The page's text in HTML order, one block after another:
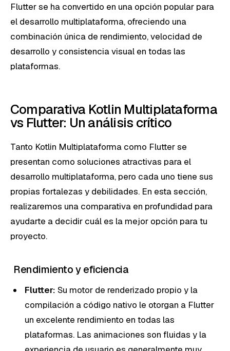
Flutter se ha convertido en una opción popular para
el desarrollo multiplataforma, ofreciendo una
combinación única de rendimiento, velocidad de
desarrollo y consistencia visual en todas las
plataformas.
Comparativa Kotlin Multiplataforma
vs Flutter: Un análisis crítico
Tanto Kotlin Multiplataforma como Flutter se
presentan como soluciones atractivas para el
desarrollo multiplataforma, pero cada uno tiene sus
propias fortalezas y debilidades. En esta sección,
realizaremos una comparativa en profundidad para
ayudarte a decidir cuál es la mejor opción para tu
proyecto.
Rendimiento y eficiencia
Flutter: Su motor de renderizado propio y la
compilación a código nativo le otorgan a Flutter
un excelente rendimiento en todas las
plataformas. Las animaciones son fluidas y la